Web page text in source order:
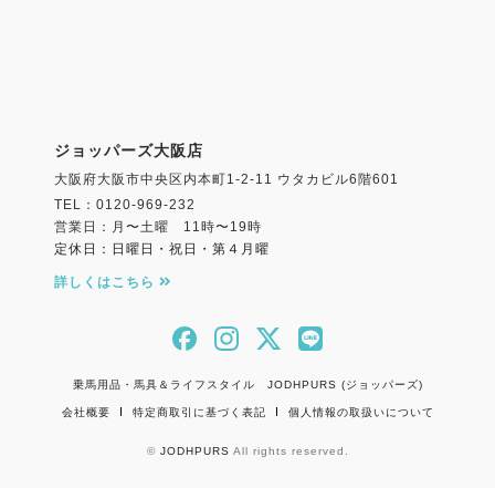
ジョッパーズ大阪店
大阪府大阪市中央区内本町1-2-11 ウタカビル6階601
TEL：0120-969-232
営業日：月〜土曜 11時〜19時
定休日：日曜日・祝日・第４月曜
詳しくはこちら
乗馬用品・馬具＆ライフスタイル JODHPURS (ジョッパーズ)
会社概要 特定商取引に基づく表記 個人情報の取扱いについて
© JODHPURS All rights reserved.